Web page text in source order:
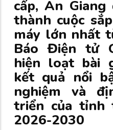
cấp, An
thành cuộc
máy lớn nhất
Báo Điện tử
hiện loạt bài
kết quả nổi
nghiệm và
triển của tỉnh
2026-2030